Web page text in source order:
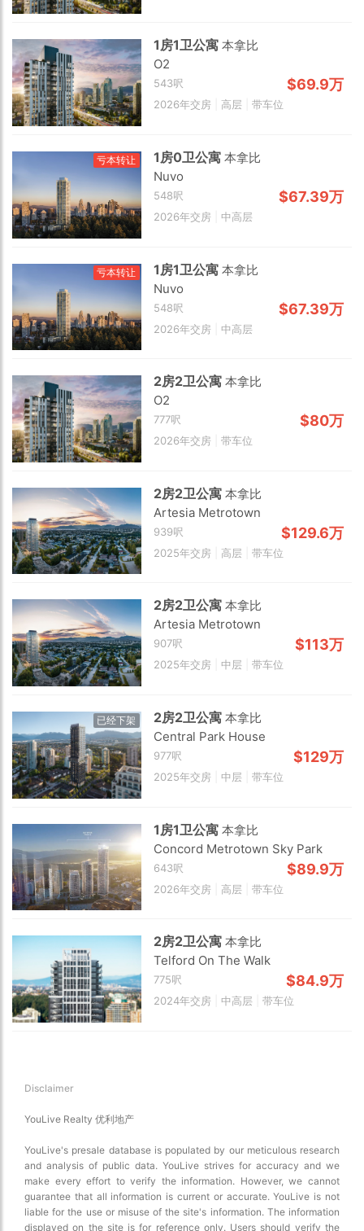
2 km
Choose view
Map view
Traffic conditions
Show traffic incidents
1房1卫公寓本拿比
O2
543呎 $69.9万
2026年交房 高层 带车位
亏本转让 1房0卫公寓本拿比
Nuvo
548呎 $67.39万
2026年交房 中高层
亏本转让 1房1卫公寓本拿比
Nuvo
548呎 $67.39万
2026年交房 中高层
2房2卫公寓本拿比
O2
777呎 $80万
2026年交房 带车位
2房2卫公寓本拿比
Artesia Metrotown
939呎 $129.6万
2025年交房 高层 带车位
2房2卫公寓本拿比
Artesia Metrotown
907呎 $113万
2025年交房 中层 带车位
已经下架 2房2卫公寓本拿比
Central Park House
977呎 $129万
2025年交房 中层 带车位
1房1卫公寓本拿比
Concord Metrotown Sky Park
643呎 $89.9万
2026年交房 高层 带车位
2房2卫公寓本拿比
Telford On The Walk
775呎 $84.9万
2024年交房 中高层 带车位
Disclaimer
YouLive Realty 优利地产
YouLive's presale database is populated by our meticulous research
and analysis of public data. YouLive strives for accuracy and we
make every effort to verify the information. However, we cannot
guarantee that all information is current or accurate. YouLive is not
liable for the use or misuse of the site's information. The information
displayed on the site is for reference only. Users should verify the